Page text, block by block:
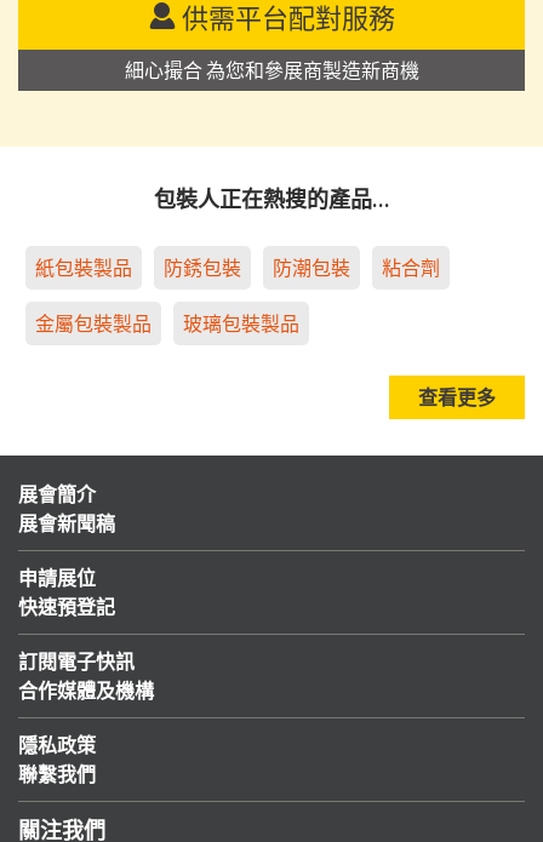
供需平台配對服務
細心撮合 為您和參展商製造新商機
包裝人正在熱搜的產品…
紙包裝製品 防銹包裝 防潮包裝 粘合劑
金屬包裝製品 玻璃包裝製品
查看更多
展會簡介
展會新聞稿
申請展位
快速預登記
訂閱電子快訊
合作媒體及機構
隱私政策
聯繫我們
關注我們